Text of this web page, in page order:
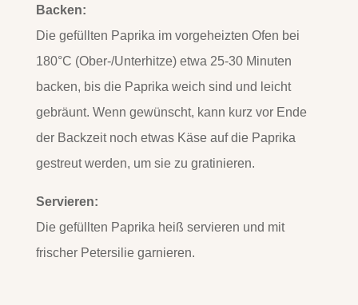
Backen:
Die gefüllten Paprika im vorgeheizten Ofen bei
180°C (Ober-/Unterhitze) etwa 25-30 Minuten
backen, bis die Paprika weich sind und leicht
gebräunt. Wenn gewünscht, kann kurz vor Ende
der Backzeit noch etwas Käse auf die Paprika
gestreut werden, um sie zu gratinieren.
Servieren:
Die gefüllten Paprika heiß servieren und mit
frischer Petersilie garnieren.